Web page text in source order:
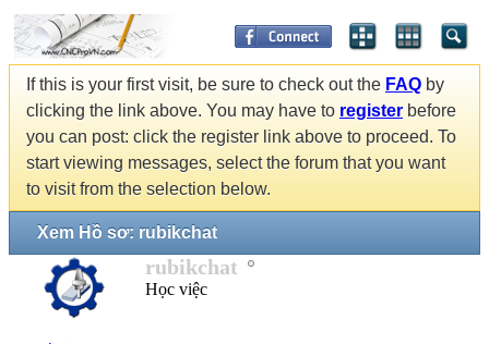
If this is your first visit, be sure to check out the FAQ by
clicking the link above. You may have to register before
you can post: click the register link above to proceed. To
start viewing messages, select the forum that you want
to visit from the selection below.
Xem Hồ sơ: rubikchat
rubikchat
Học việc